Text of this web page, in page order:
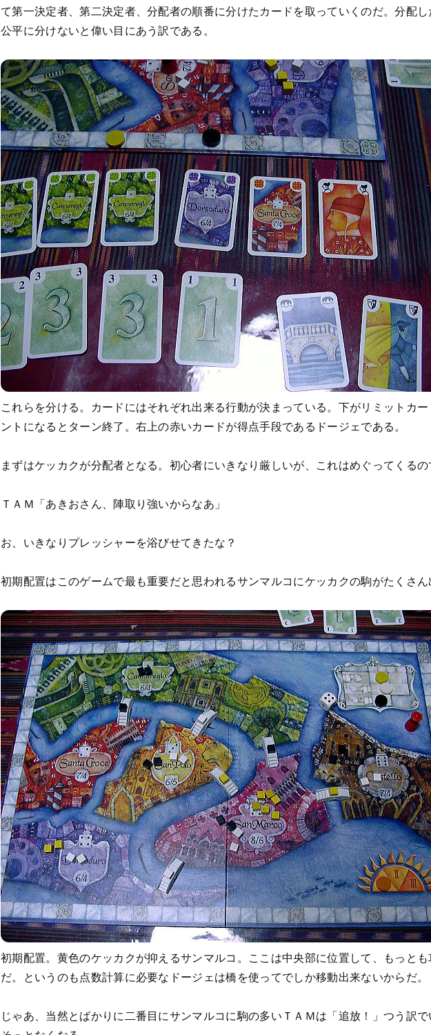
て第一決定者、第二決定者、分配者の順番に分けたカードを取っていくのだ。分配
公平に分けないと偉い目にあう訳である。
これらを分ける。カードにはそれぞれ出来る行動が決まっている。下がリミットカ
ントになるとターン終了。右上の赤いカードが得点手段であるドージェである。
まずはケッカクが分配者となる。初心者にいきなり厳しいが、これはめぐってくる
ＴＡＭ「あきおさん、陣取り強いからなあ」
お、いきなりプレッシャーを浴びせてきたな？
初期配置はこのゲームで最も重要だと思われるサンマルコにケッカクの駒がたくさ
初期配置。黄色のケッカクが抑えるサンマルコ。ここは中央部に位置して、もっと
だ。というのも点数計算に必要なドージェは橋を使ってでしか移動出来ないからだ。
じゃあ、当然とばかりに二番目にサンマルコに駒の多いＴＡＭは「追放！」つう訳